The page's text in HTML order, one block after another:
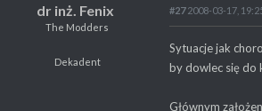
dr inż. Fenix
The Modders
The Modders
Dekadent
#272008-03-17,
Sytuacje jak
by dowlec się do
Głównym